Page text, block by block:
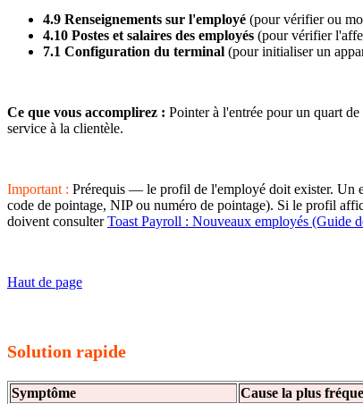
4.9 Renseignements sur l'employé (pour vérifier ou
4.10 Postes et salaires des employés (pour vérifier
7.1 Configuration du terminal (pour initialiser un
Ce que vous accomplirez : Pointer à l'entrée pour un quart
service à la clientèle.
Important : Prérequis — le profil de l'employé doit exister. Un
code de pointage, NIP ou numéro de pointage). Si le profil
doivent consulterToast Payroll : Nouveaux employés (Guide
Haut de page
Solution rapide
Symptôme Cause la plus